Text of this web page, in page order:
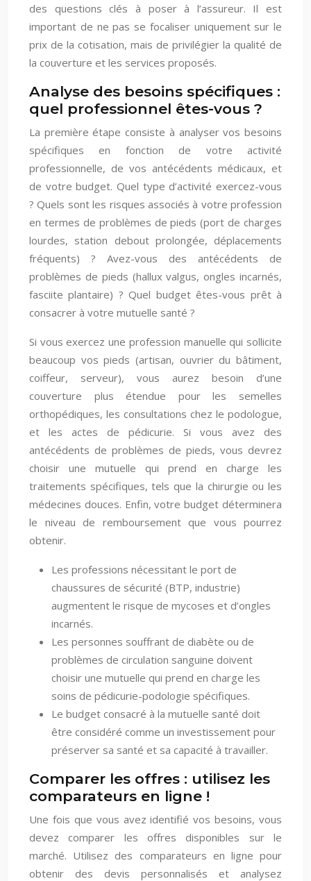
des questions clés à poser à l’assureur. Il est
important de ne pas se focaliser uniquement sur le
prix de la cotisation, mais de privilégier la qualité de
la couverture et les services proposés.
Analyse des besoins spécifiques :
quel professionnel êtes-vous ?
La première étape consiste à analyser vos besoins
spécifiques en fonction de votre activité
professionnelle, de vos antécédents médicaux, et
de votre budget. Quel type d’activité exercez-vous
? Quels sont les risques associés à votre profession
en termes de problèmes de pieds (port de charges
lourdes, station debout prolongée, déplacements
fréquents) ? Avez-vous des antécédents de
problèmes de pieds (hallux valgus, ongles incarnés,
fasciite plantaire) ? Quel budget êtes-vous prêt à
consacrer à votre mutuelle santé ?
Si vous exercez une profession manuelle qui sollicite
beaucoup vos pieds (artisan, ouvrier du bâtiment,
coiffeur, serveur), vous aurez besoin d’une
couverture plus étendue pour les semelles
orthopédiques, les consultations chez le podologue,
et les actes de pédicurie. Si vous avez des
antécédents de problèmes de pieds, vous devrez
choisir une mutuelle qui prend en charge les
traitements spécifiques, tels que la chirurgie ou les
médecines douces. Enfin, votre budget déterminera
le niveau de remboursement que vous pourrez
obtenir.
Les professions nécessitant le port de
chaussures de sécurité (BTP, industrie)
augmentent le risque de mycoses et d’ongles
incarnés.
Les personnes souffrant de diabète ou de
problèmes de circulation sanguine doivent
choisir une mutuelle qui prend en charge les
soins de pédicurie-podologie spécifiques.
Le budget consacré à la mutuelle santé doit
être considéré comme un investissement pour
préserver sa santé et sa capacité à travailler.
Comparer les offres : utilisez les
comparateurs en ligne !
Une fois que vous avez identifié vos besoins, vous
devez comparer les offres disponibles sur le
marché. Utilisez des comparateurs en ligne pour
obtenir des devis personnalisés et analysez